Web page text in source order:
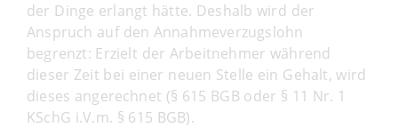
der Dinge erlangt hätte. Deshalb wird der
Anspruch auf den Annahmeverzugslohn
begrenzt: Erzielt der Arbeitnehmer während
dieser Zeit bei einer neuen Stelle ein Gehalt, wird
dieses angerechnet (§ 615 BGB oder § 11 Nr. 1
KSchG i.V.m. § 615 BGB).